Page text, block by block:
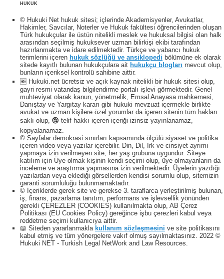
HUKUK
© Hukuki Net hukuk sitesi; içlerinde Akademisyenler, Avukatlar,
Hakimler, Savcılar, Noterler ve Hukuk fakültesi öğrencilerinden oluşan
Türk hukukçular ile üstün nitelikli meslek ve hukuksal bilgisi olan halk
arasından seçilmiş hukuksever uzman bilirkişi ekibi tarafından
hazırlanmakta ve idare edilmektedir. Türkçe ve yabancı hukuk
terimlerini içeren hukuk sözlüğü ve ansiklopedi bölümüne ek olarak
sitede kayıtlı bulunan hukukçulara ait hukukçu blogları mevcut olup,
bunların içeriksel kontrolü sahibine aittir.
🆓 Hukuki.net ücretsiz ve açık kaynak nitelikli bir hukuk sitesi olup,
gayri resmi vatandaş bilgilendirme portalı işlevi görmektedir. Genel
muhteviyat olarak kanun, yönetmelik, Emsal Anayasa mahkemesi,
Danıştay ve Yargıtay kararı gibi hukuki mevzuat içermekle birlikte
avukat ve uzman kişilere özel yorumlar da içeren sitenin tüm hakları
saklı olup, 🕲 telif hakkı içeren içeriği izinsiz yayınlanamaz,
kopyalanamaz.
© Sayfalar demokrasi sınırları kapsamında ölçülü siyaset ve politika
içeren video veya yazılar içerebilir. Din, Dil, Irk ve cinsiyet ayrımı
yapmaya izin verilmeyen site, her yaş grubuna uygundur. Siteye
katılım için Üye olmak kişinin kendi seçimi olup, üye olmayanların da
inceleme ve araştırma yapmasına izin verilmektedir. Üyelerin yazdığı
yazılardan veya eklediği görsellerden kendisi sorumlu olup, sitemizin
garanti sorumluluğu bulunmamaktadır.
© İçeriklerde gerek site ve gerekse 3. taraflarca yerleştirilmiş bulunan,
iş, finans, pazarlama tanıtım, performans ve işlevsellik yönünden
gerekli ÇEREZLER (COOKIES) kullanılmakta olup, AB Çerez
Politikası (EU Cookies Policy) gereğince işbu çerezleri kabul veya
reddetme seçimi kullanıcıya aittir.
📖 Siteden yararlanmakla kullanım sözleşmesini ve site politikasını
kabul etmiş ve tüm yönergelere vakıf olmuş sayılmaktasınız. 2022 ©
Hukuki NET - Turkish Legal NetWork and Law Resources.